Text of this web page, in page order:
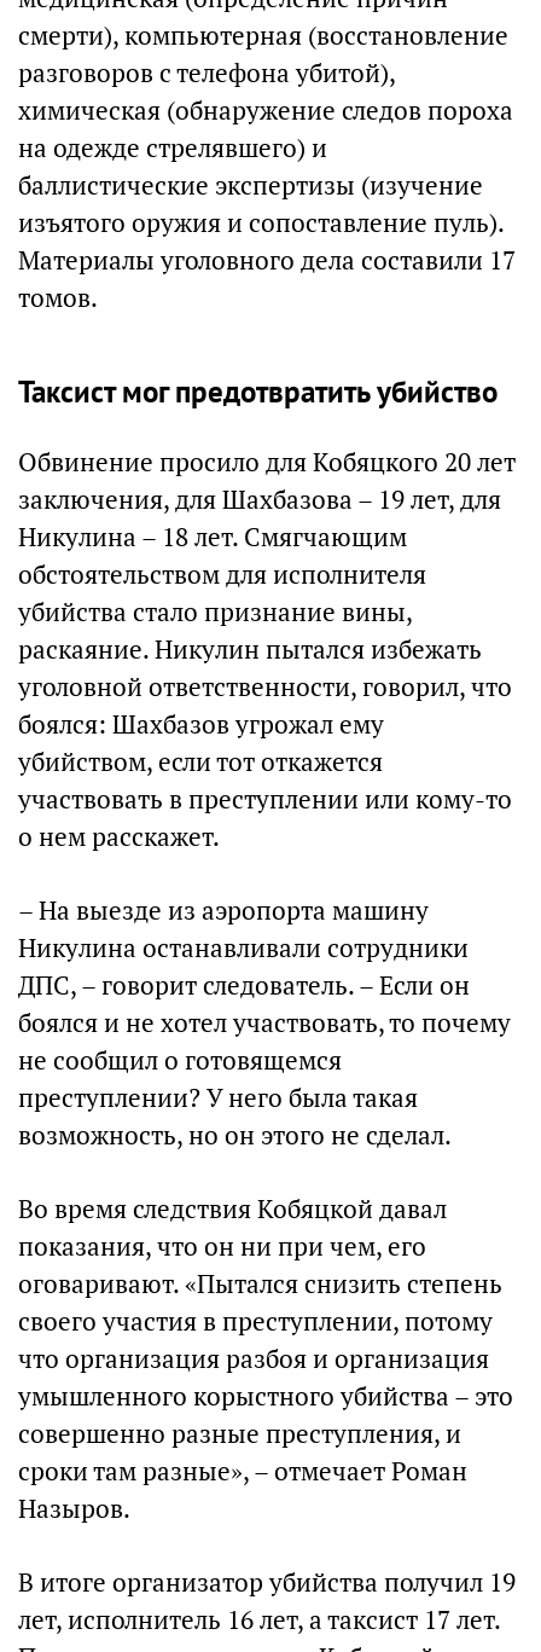
смерти), компьютерная (восстановление
разговоров с телефона убитой),
химическая (обнаружение следов пороха
на одежде стрелявшего) и
баллистические экспертизы (изучение
изъятого оружия и сопоставление пуль).
Материалы уголовного дела составили 17
томов.
Таксист мог предотвратить убийство
Обвинение просило для Кобяцкого 20 лет
заключения, для Шахбазова – 19 лет, для
Никулина – 18 лет. Смягчающим
обстоятельством для исполнителя
убийства стало признание вины,
раскаяние. Никулин пытался избежать
уголовной ответственности, говорил, что
боялся: Шахбазов угрожал ему
убийством, если тот откажется
участвовать в преступлении или кому-то
о нем расскажет.
– На выезде из аэропорта машину
Никулина останавливали сотрудники
ДПС, – говорит следователь. – Если он
боялся и не хотел участвовать, то почему
не сообщил о готовящемся
преступлении? У него была такая
возможность, но он этого не сделал.
Во время следствия Кобяцкой давал
показания, что он ни при чем, его
оговаривают. «Пытался снизить степень
своего участия в преступлении, потому
что организация разбоя и организация
умышленного корыстного убийства – это
совершенно разные преступления, и
сроки там разные», – отмечает Роман
Назыров.
В итоге организатор убийства получил 19
лет, исполнитель 16 лет, а таксист 17 лет.